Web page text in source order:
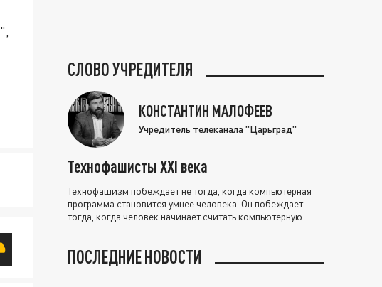
",
СЛОВО УЧРЕДИТЕЛЯ
КОНСТАНТИН МАЛОФЕЕВ
Учредитель телеканала "Царьград"
Технофашисты XXI века
Технофашизм побеждает не тогда, когда компьютерная
программа становится умнее человека. Он побеждает
тогда, когда человек начинает считать компьютерную
ПОСЛЕДНИЕ НОВОСТИ